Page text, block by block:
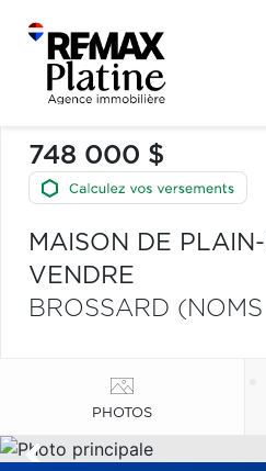
748 000 $
MAISON DE
VENDRE
BROSSARD
PHOTOS